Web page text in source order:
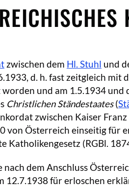
zwischen dem Hl. Stuhl und
d. h. fast zeitgleich mit
und am 1.5.1934 und
Christlichen Ständestaates(
zwischen Kaiser Franz
von Österreich einseitig für
Katholikengesetz (RGBl.
nach dem Anschluss
12.7.1938 für erloschen